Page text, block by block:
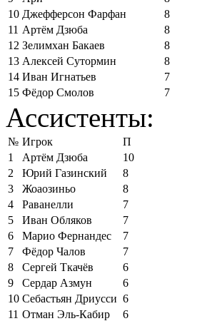
10 Джефферсон Фарфан
8
11 Артём Дзюба
8
12 Зелимхан Бакаев
8
13 Алексей Сутормин
8
14 Иван Игнатьев
7
15 Фёдор Смолов 7
Ассистенты:
№ Игрок
П
1
Артём Дзюба
10
2
Юрий Газинский
8
3
Жоаозиньо
8
4
Раванелли
7
5
Иван Обляков
7
6
Марио Фернандес
7
7
Фёдор Чалов
7
8
Сергей Ткачёв
6
9
Сердар Азмун
6
10 Себастьян Дриусси 6
11 Отман Эль-Кабир
6